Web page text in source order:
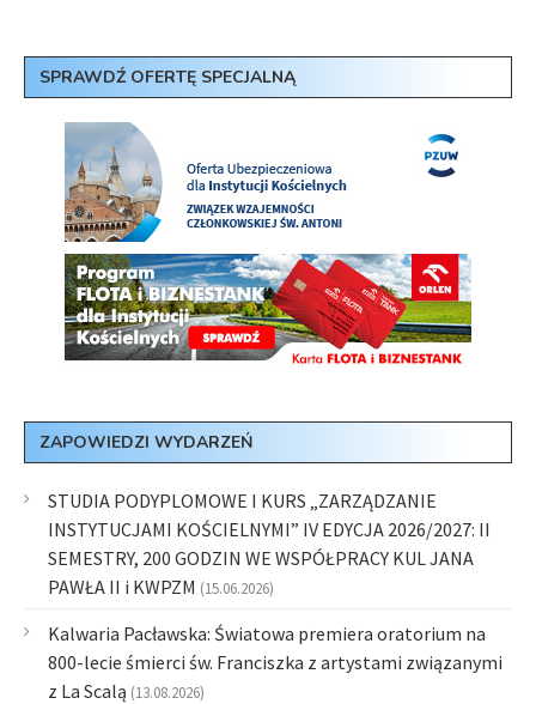
SPRAWDŹ OFERTĘ SPECJALNĄ
ZAPOWIEDZI WYDARZEŃ
STUDIA PODYPLOMOWE I KURS „ZARZĄDZANIE
INSTYTUCJAMI KOŚCIELNYMI” IV EDYCJA 2026/2027: II
SEMESTRY, 200 GODZIN WE WSPÓŁPRACY KUL JANA
PAWŁA II i KWPZM (15.06.2026)
Kalwaria Pacławska: Światowa premiera oratorium na
800-lecie śmierci św. Franciszka z artystami związanymi
z La Scalą (13.08.2026)